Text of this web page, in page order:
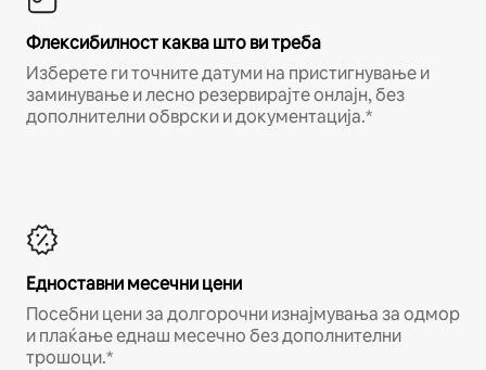
Флексибилност каква што ви треба
Изберете ги точните датуми на пристигнување и
заминување и лесно резервирајте онлајн, без
дополнителни обврски и документација.*
Едноставни месечни цени
Посебни цени за долгорочни изнајмувања за одмор
и плаќање еднаш месечно без дополнителни
трошоци.*